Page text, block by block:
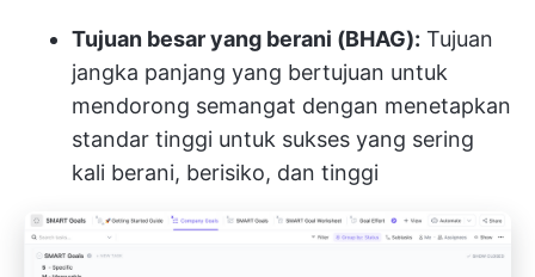
Tujuan besar yang berani (BHAG): Tujuan
jangka panjang yang bertujuan untuk
mendorong semangat dengan menetapkan
standar tinggi untuk sukses yang sering
kali berani, berisiko, dan tinggi